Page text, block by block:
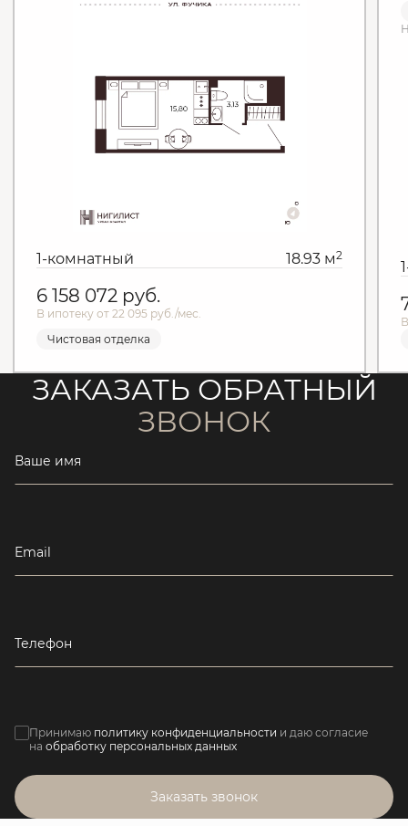
1-комнатный 18.93 м2
6 158 072 руб.
В ипотеку от 22 095 руб./мес.
Чистовая отделка
ЗАКАЗАТЬ ОБРАТНЫЙ
ЗВОНОК
Ваше имя
Email
Телефон
Принимаю политику конфиденциальности и даю согласие
на обработку персональных данных
Заказать звонок